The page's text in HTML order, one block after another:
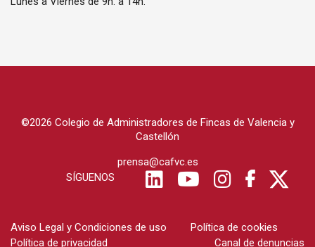
©2026 Colegio de Administradores de Fincas de Valencia y
Castellón
prensa@cafvc.es
SÍGUENOS
Aviso Legal y Condiciones de uso
Política de cookies
Política de privacidad
Canal de denuncias